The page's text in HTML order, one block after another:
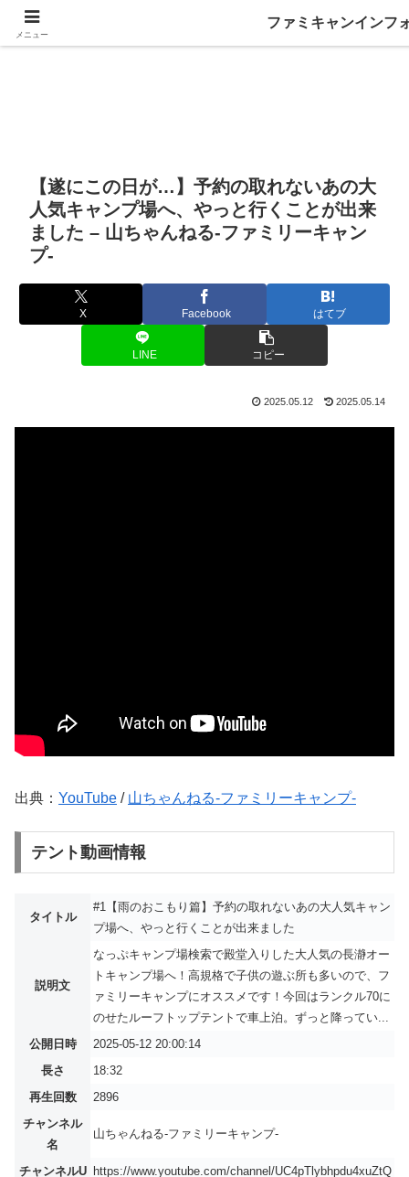
【遂にこの日が…】予約の取れないあの大
人気キャンプ場へ、やっと行くことが出来
ました – 山ちゃんねる-ファミリーキャン
プ-
X Facebook はてブ
LINE コピー
2025.05.12 2025.05.14
出典： YouTube / 山ちゃんねる-ファミリーキャンプ-
テント動画情報
タイトル
#1【雨のおこもり篇】予約の取れないあの大人気キャン
プ場へ、やっと行くことが出来ました
説明文
なっぷキャンプ場検索で殿堂入りした大人気の長瀞オー
トキャンプ場へ！高規格で子供の遊ぶ所も多いので、フ
ァミリーキャンプにオススメです！今回はランクル70に
のせたルーフトップテントで車上泊。ずっと降ってい...
公開日時
2025-05-12 20:00:14
長さ
18:32
再生回数
2896
チャンネル
名
山ちゃんねる-ファミリーキャンプ-
チャンネルU
https://www.youtube.com/channel/UC4pTlybhpdu4xuZtQ
メニュー
ファミキャンインフ